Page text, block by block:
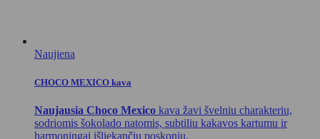
Naujiena
CHOCO MEXICO kava
Naujausia Choco Mexico kava žavi švelniu charakteriu,
sodriomis šokolado natomis, subtiliu kakavos kartumu ir
harmoningai išliekančiu poskoniu.